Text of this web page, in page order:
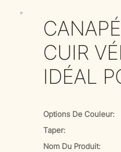
CUIR
IDÉAL
Options De Couleur:
Taper:
Nom Du Produit: